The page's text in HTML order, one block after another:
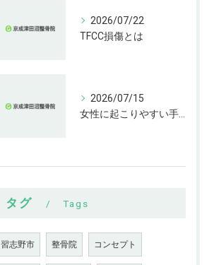
2026/07/22
TFCC損傷とは
2026/07/15
タグ Tags
習志野市 整骨院 コンセプト